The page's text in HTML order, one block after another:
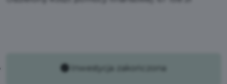
Inwestycja zakończona